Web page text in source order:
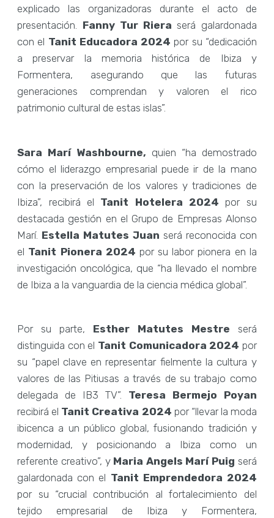
explicado las organizadoras durante el acto de
presentación. Fanny Tur Riera será galardonada
con el Tanit Educadora 2024 por su “dedicación
a preservar la memoria histórica de Ibiza y
Formentera, asegurando que las futuras
generaciones comprendan y valoren el rico
patrimonio cultural de estas islas”.
Sara Marí Washbourne, quien “ha demostrado
cómo el liderazgo empresarial puede ir de la mano
con la preservación de los valores y tradiciones de
Ibiza”, recibirá el Tanit Hotelera 2024 por su
destacada gestión en el Grupo de Empresas Alonso
Marí. Estella Matutes Juan será reconocida con
el Tanit Pionera 2024 por su labor pionera en la
investigación oncológica, que “ha llevado el nombre
de Ibiza a la vanguardia de la ciencia médica global”.
Por su parte, Esther Matutes Mestre será
distinguida con el Tanit Comunicadora 2024 por
su “papel clave en representar fielmente la cultura y
valores de las Pitiusas a través de su trabajo como
delegada de IB3 TV”. Teresa Bermejo Poyan
recibirá el Tanit Creativa 2024 por “llevar la moda
ibicenca a un público global, fusionando tradición y
modernidad, y posicionando a Ibiza como un
referente creativo”, y Maria Angels Marí Puig será
galardonada con el Tanit Emprendedora 2024
por su “crucial contribución al fortalecimiento del
tejido empresarial de Ibiza y Formentera,